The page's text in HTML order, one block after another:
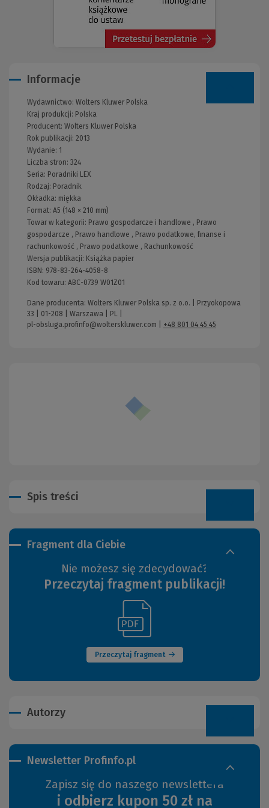
Fragment dla Ciebie
Nie możesz się zdecydować?
Przeczytaj fragment publikacji!
Przeczytaj fragment
(Nowe
okno)
innej
strony)
Informacje
Wydawnictwo: Wolters Kluwer Polska
Kraj produkcji: Polska
Producent: Wolters Kluwer Polska
Rok publikacji: 2013
Wydanie: 1
Liczba stron: 324
Seria: Poradniki LEX
Rodzaj: Poradnik
Okładka: miękka
Format: A5 (148 × 210 mm)
Towar w kategorii: Prawo gospodarcze i handlowe , Prawo
gospodarcze , Prawo handlowe , Prawo podatkowe, finanse i
rachunkowość , Prawo podatkowe , Rachunkowość
Wersja publikacji: Książka papier
ISBN: 978-83-264-4058-8
Kod towaru: ABC-0739 W01Z01
Dane producenta: Wolters Kluwer Polska sp. z o.o. | Przyokopowa
33 | 01-208 | Warszawa | PL |
pl-obsluga.profinfo@wolterskluwer.com
+48 801 04 45 45
Spis treści
Autorzy
Newsletter Profinfo.pl
Zapisz się do naszego newslettera
i odbierz kupon 50 zł na